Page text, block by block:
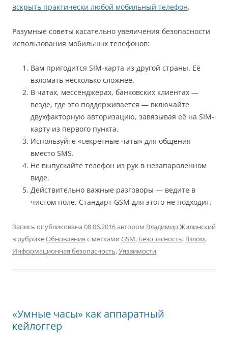
вскрыть практически любой мобильный телефон.
Разумные советы касательно увеличения безопасности
использования мобильных телефонов:
Вам пригодится SIM-карта из другой страны. Её
взломать несколько сложнее.
В чатах, мессенджерах, банковских клиентах —
везде, где это поддерживается — включайте
двухфакторную авторизацию, завязывая её на SIM-
карту из первого пункта.
Используйте «секретные чаты» для общения
вместо SMS.
Не выпускайте телефон из рук в незапароленном
виде.
Действительно важные разговоры — ведите в
чистом поле. Стандарт GSM для этого не подходит.
Запись опубликована 08.06.2016автором Владимир Жилинский
в рубрикеОбновления с метками GSM, Безопасность, Взлом,
Информационная безопасность,Уязвимости.
«Умные часы» как аппаратный
кейлоггер